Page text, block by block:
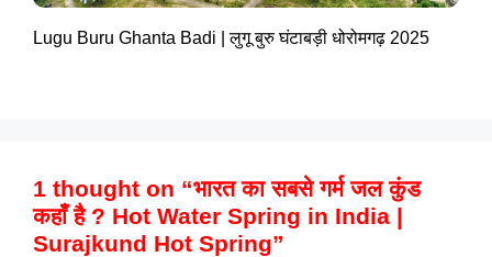
Lugu Buru Ghanta Badi | लुगू बुरु घंटाबड़ी धोरोमगढ़ 2025
1 thought on “भारत का सबसे गर्म जल कुंड
कहाँ है ? Hot Water Spring in India |
Surajkund Hot Spring”